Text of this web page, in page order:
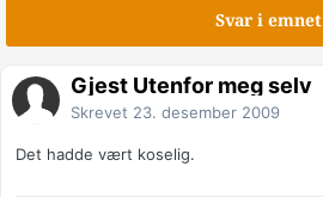
Svar i emnet
Gjest Utenfor meg selv
Skrevet 23. desember 2009
Det hadde vært koselig.